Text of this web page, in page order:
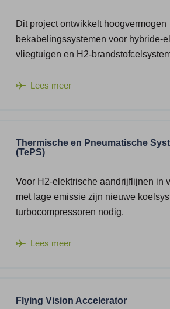
Dit project ontwikkelt hoogvermogen
bekabelingssystemen voor hybride-
vliegtuigen en H2-
Lees meer
Thermische en Pneumatische
(TePS)
Voor H2-elektrische aandrijflijnen in
met lage emissie zijn nieuwe
turbocompressoren nodig.
Lees meer
Flying Vision Accelerator